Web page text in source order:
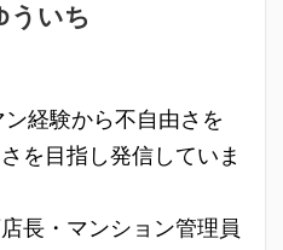
ういち
経験から不自由さを
を目指し発信していま
長・マンション管理員